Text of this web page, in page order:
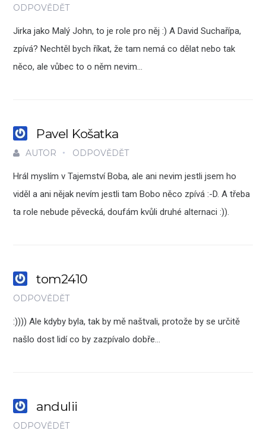
ODPOVĚDĚT
Jirka jako Malý John, to je role pro něj :) A David Suchařípa,
zpívá? Nechtěl bych říkat, že tam nemá co dělat nebo tak
něco, ale vůbec to o něm nevim…
Pavel Košatka
AUTOR ODPOVĚDĚT
Hrál myslím v Tajemství Boba, ale ani nevim jestli jsem ho
viděl a ani nějak nevím jestli tam Bobo něco zpívá :-D. A třeba
ta role nebude pěvecká, doufám kvůli druhé alternaci :)).
tom2410
ODPOVĚDĚT
:)))) Ale kdyby byla, tak by mě naštvali, protože by se určitě
našlo dost lidí co by zazpívalo dobře…
andulii
ODPOVĚDĚT